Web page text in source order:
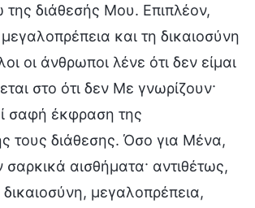
διάθεσής Μου. Επιπλέον,
και τη δικαιοσύνη
οι άνθρωποι λένε ότι δεν είμαι
στο ότι δεν Με γνωρίζουν·
σαφή έκφραση της
τους διάθεσης. Όσο για Μένα,
αισθήματα· αντιθέτως,
μεγαλοπρέπεια,